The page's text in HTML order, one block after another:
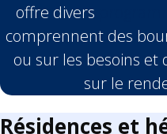
offre divers
comprennent des
ou sur les besoins et
sur le
Résidences et